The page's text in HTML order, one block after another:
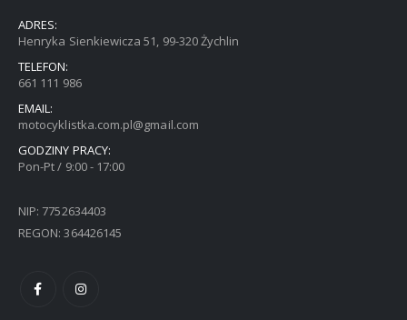
ADRES:
Henryka Sienkiewicza 51, 99-320 Żychlin
TELEFON:
661 111 986
EMAIL:
motocyklistka.com.pl@gmail.com
GODZINY PRACY:
Pon-Pt / 9:00 - 17:00
NIP: 7752634403
REGON: 364426145